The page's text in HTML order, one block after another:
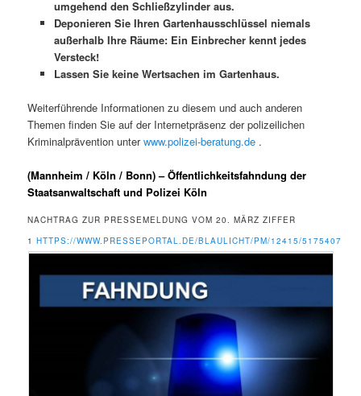
umgehend den Schließzylinder aus.
Deponieren Sie Ihren Gartenhausschlüssel niemals
außerhalb Ihre Räume: Ein Einbrecher kennt jedes
Versteck!
Lassen Sie keine Wertsachen im Gartenhaus.
Weiterführende Informationen zu diesem und auch anderen
Themen finden Sie auf der Internetpräsenz der polizeilichen
Kriminalprävention unterwww.polizei-beratung.de .
(Mannheim / Köln / Bonn) – Öffentlichkeitsfahndung der
Staatsanwaltschaft und Polizei Köln
NACHTRAG ZUR PRESSEMELDUNG VOM 20. MÄRZ ZIFFER
1HTTPS://WWW.PRESSEPORTAL.DE/BLAULICHT/PM/12415/5175407